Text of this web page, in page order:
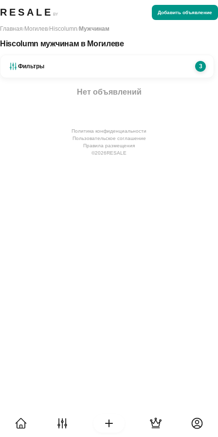
RESALE BY Добавить объявление
Главная/Могилев/Hiscolumn/Мужчинам
Hiscolumn мужчинам в Могилеве
Фильтры 3
Нет объявлений
Политика конфиденциальности
Пользовательское соглашение
Правила размещения
©2026RESALE